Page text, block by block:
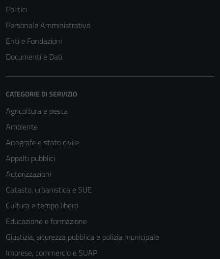
Politici
Personale Amministrativo
Enti e Fondazioni
Documenti e Dati
CATEGORIE DI SERVIZIO
Agricoltura e pesca
Ambiente
Anagrafe e stato civile
Appalti pubblici
Autorizzazioni
Catasto, urbanistica e SUE
Cultura e tempo libero
Educazione e formazione
Giustizia, sicurezza pubblica e polizia municipale
Imprese, commercio e SUAP